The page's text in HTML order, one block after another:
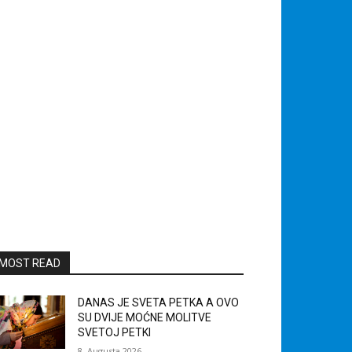
READ
DANAS JE SVETA PETKA A OVO
SU DVIJE MOĆNE MOLITVE
SVETOJ PETKI